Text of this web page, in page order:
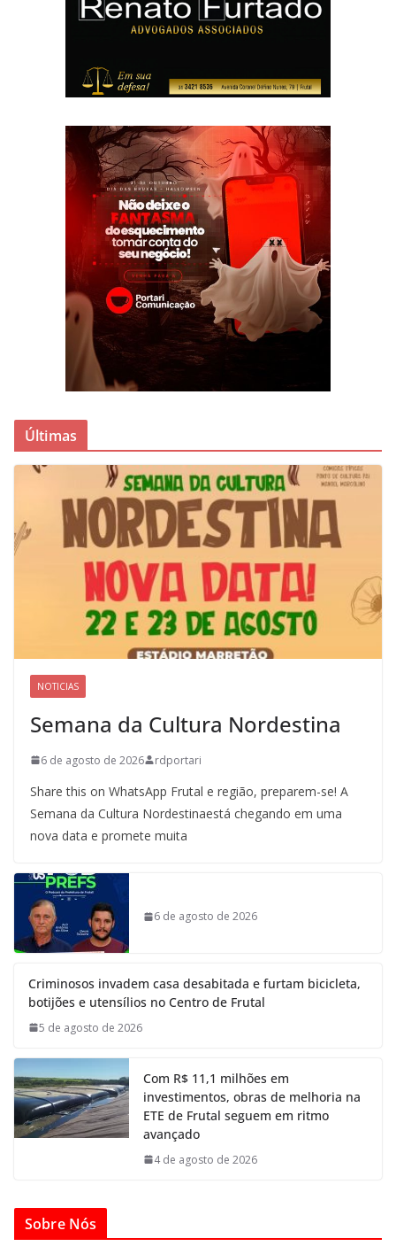
Últimas
NOTICIAS
Semana da Cultura Nordestina
6 de agosto de 2026 rdportari
Share this on WhatsApp Frutal e região, preparem-se! A
Semana da Cultura Nordestinaestá chegando em uma
nova data e promete muita
6 de agosto de 2026
Criminosos invadem casa desabitada e furtam bicicleta,
botijões e utensílios no Centro de Frutal
5 de agosto de 2026
Com R$ 11,1 milhões em
investimentos, obras de melhoria na
ETE de Frutal seguem em ritmo
avançado
4 de agosto de 2026
Sobre Nós